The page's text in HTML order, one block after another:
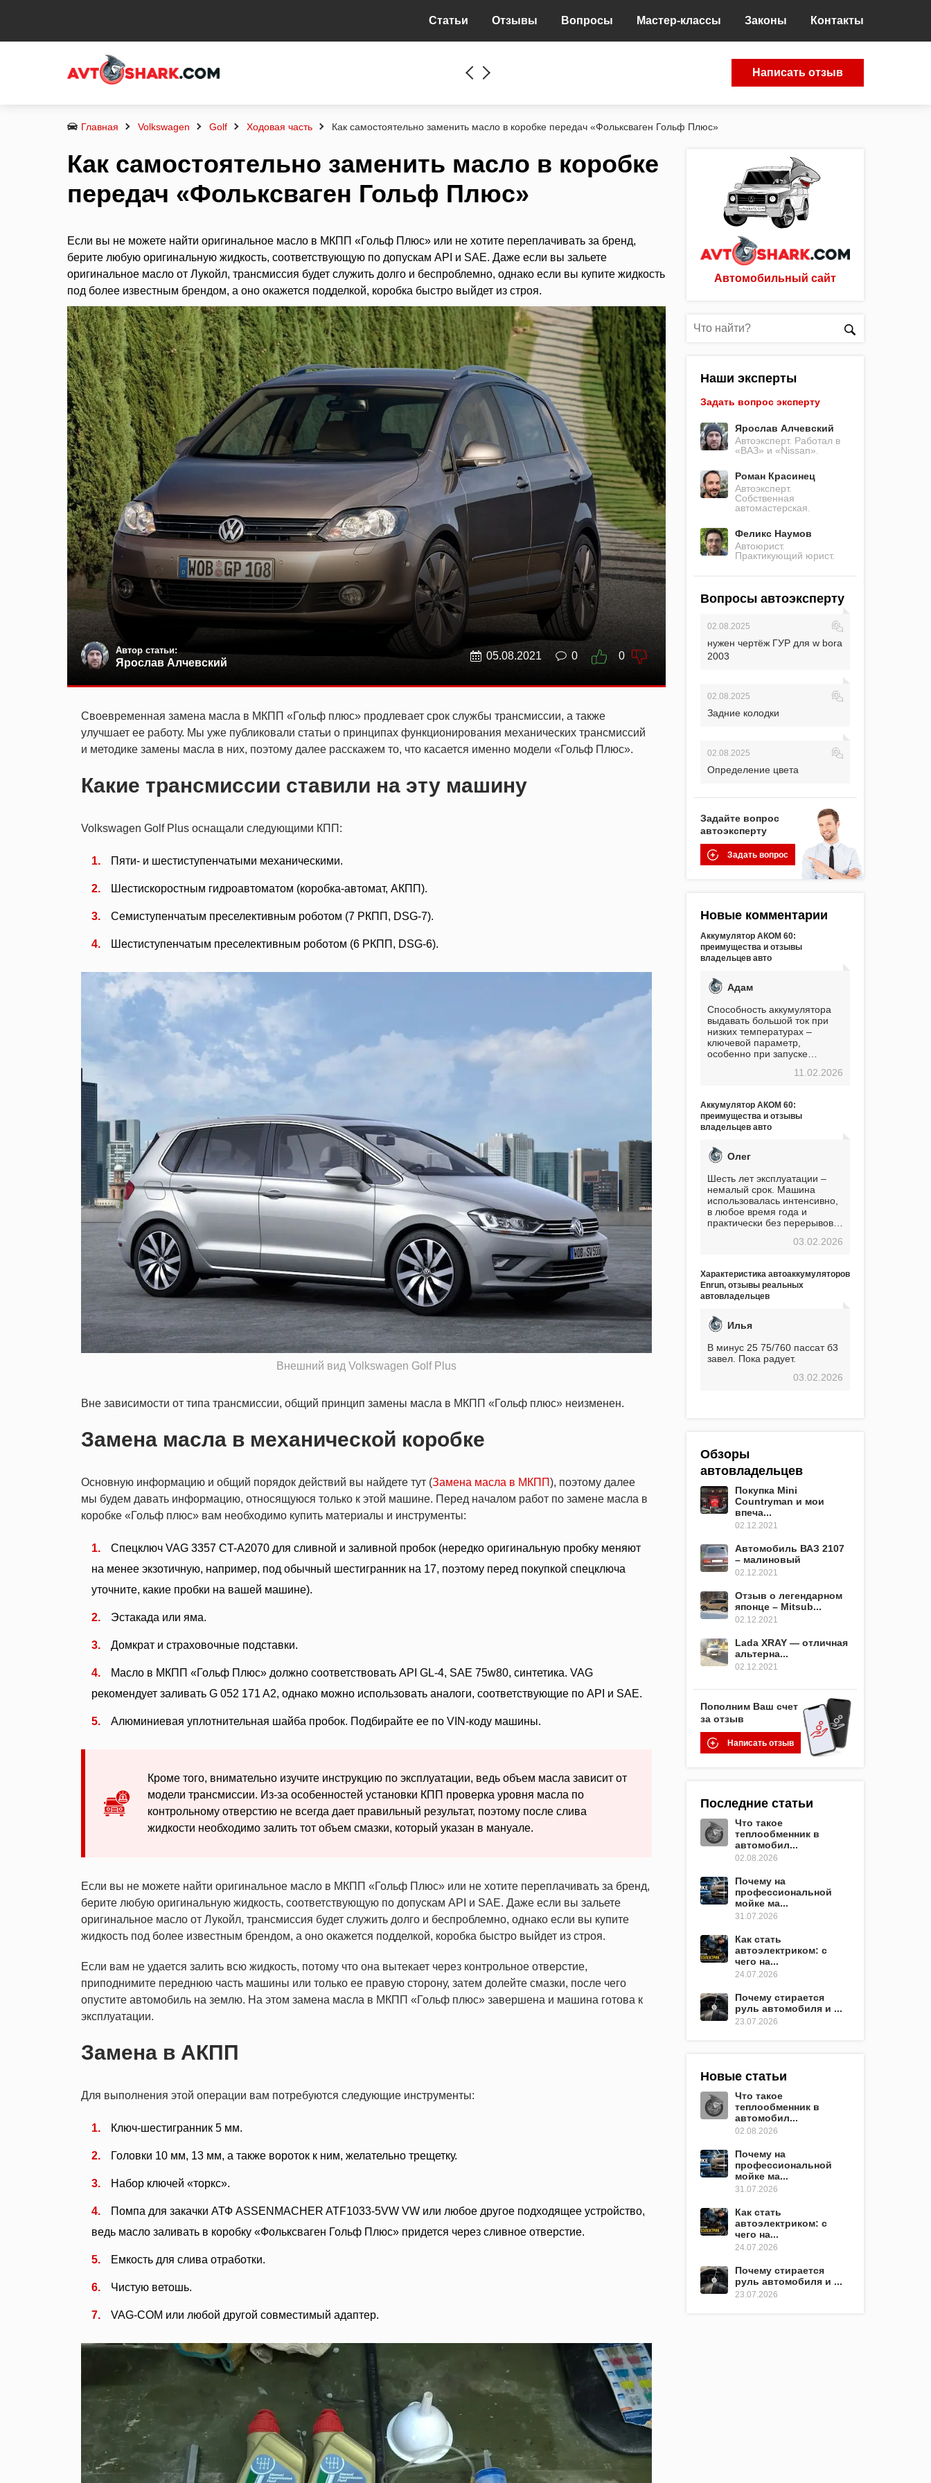
Статьи Отзывы Вопросы Мастер-классы Законы Контакты
Написать отзыв
Главная Volkswagen Golf Ходовая часть Как самостоятельно заменить масло в коробке передач «Фольксваген Гольф Плюс»
Как самостоятельно заменить масло в коробке
передач «Фольксваген Гольф Плюс»
Если вы не можете найти оригинальное масло в МКПП «Гольф Плюс» или не хотите переплачивать за бренд,
берите любую оригинальную жидкость, соответствующую по допускам API и SAE. Даже если вы зальете
оригинальное масло от Лукойл, трансмиссия будет служить долго и беспроблемно, однако если вы купите жидкость
под более известным брендом, а оно окажется подделкой, коробка быстро выйдет из строя.
Автор статьи:
Ярослав Алчевский
05.08.2021 0 0
Своевременная замена масла в МКПП «Гольф плюс» продлевает срок службы трансмиссии, а также
улучшает ее работу. Мы уже публиковали статьи о принципах функционирования механических трансмиссий
и методике замены масла в них, поэтому далее расскажем то, что касается именно модели «Гольф Плюс».
Какие трансмиссии ставили на эту машину
Volkswagen Golf Plus оснащали следующими КПП:
Пяти- и шестиступенчатыми механическими.
Шестискоростным гидроавтоматом (коробка-автомат, АКПП).
Семиступенчатым преселективным роботом (7 РКПП, DSG-7).
Шестиступенчатым преселективным роботом (6 РКПП, DSG-6).
Внешний вид Volkswagen Golf Plus
Вне зависимости от типа трансмиссии, общий принцип замены масла в МКПП «Гольф плюс» неизменен.
Замена масла в механической коробке
Основную информацию и общий порядок действий вы найдете тут (Замена масла в МКПП), поэтому далее
мы будем давать информацию, относящуюся только к этой машине. Перед началом работ по замене масла в
коробке «Гольф плюс» вам необходимо купить материалы и инструменты:
Спецключ VAG 3357 CT-A2070 для сливной и заливной пробок (нередко оригинальную пробку меняют
на менее экзотичную, например, под обычный шестигранник на 17, поэтому перед покупкой спецключа
уточните, какие пробки на вашей машине).
Эстакада или яма.
Домкрат и страховочные подставки.
Масло в МКПП «Гольф Плюс» должно соответствовать API GL-4, SAE 75w80, синтетика. VAG
рекомендует заливать G 052 171 A2, однако можно использовать аналоги, соответствующие по API и SAE.
Алюминиевая уплотнительная шайба пробок. Подбирайте ее по VIN-коду машины.
Кроме того, внимательно изучите инструкцию по эксплуатации, ведь объем масла зависит от
модели трансмиссии. Из-за особенностей установки КПП проверка уровня масла по
контрольному отверстию не всегда дает правильный результат, поэтому после слива
жидкости необходимо залить тот объем смазки, который указан в мануале.
Если вы не можете найти оригинальное масло в МКПП «Гольф Плюс» или не хотите переплачивать за бренд,
берите любую оригинальную жидкость, соответствующую по допускам API и SAE. Даже если вы зальете
оригинальное масло от Лукойл, трансмиссия будет служить долго и беспроблемно, однако если вы купите
жидкость под более известным брендом, а оно окажется подделкой, коробка быстро выйдет из строя.
Если вам не удается залить всю жидкость, потому что она вытекает через контрольное отверстие,
приподнимите переднюю часть машины или только ее правую сторону, затем долейте смазки, после чего
опустите автомобиль на землю. На этом замена масла в МКПП «Гольф плюс» завершена и машина готова к
эксплуатации.
Замена в АКПП
Для выполнения этой операции вам потребуются следующие инструменты:
Ключ-шестигранник 5 мм.
Головки 10 мм, 13 мм, а также вороток к ним, желательно трещетку.
Набор ключей «торкс».
Помпа для закачки АТФ ASSENMACHER ATF1033-5VW VW или любое другое подходящее устройство,
ведь масло заливать в коробку «Фольксваген Гольф Плюс» придется через сливное отверстие.
Емкость для слива отработки.
Чистую ветошь.
VAG-COM или любой другой совместимый адаптер.
Автомобильный сайт
Наши эксперты
Задать вопрос эксперту
Ярослав Алчевский
Автоэксперт. Работал в
«ВАЗ» и «Nissan».
Роман Красинец
Автоэксперт.
Собственная
автомастерская.
Феликс Наумов
Автоюрист.
Практикующий юрист.
Вопросы автоэксперту
02.08.2025
нужен чертёж ГУР для w bora
2003
02.08.2025
Задние колодки
02.08.2025
Определение цвета
Задайте вопрос
автоэксперту
Задать вопрос
Новые комментарии
Аккумулятор АКОМ 60:
преимущества и отзывы
владельцев авто
Адам
Способность аккумулятора
выдавать большой ток при
низких температурах –
ключевой параметр,
особенно при запуске
показывает, что данный
стоимость. Долго сомневался
перед приобретением, но в
итоге ни разу не пожалел.
вложение, избавляющее от
головной боли, связанной с
АКБ. Подтверждаю
11.02.2026
Аккумулятор АКОМ 60:
преимущества и отзывы
владельцев авто
Олег
Шесть лет эксплуатации –
немалый срок. Машина
использовалась интенсивно,
в любое время года и
практически без перерывов.
экстремальные морозы,
прогревался, чтобы избежать
проблем. И тем не менее, за
весь период использования
связанной с аккумулятором.
Прекрасный аккумулятор!
Недавно установил новый
АКОМ + EFB 75. Судя по
характеристикам, он даже
превосходит предыдущую
03.02.2026
Характеристика автоаккумуляторов
Enrun, отзывы реальных
автовладельцев
Илья
В минус 25 75/760 пассат б3
завел. Пока радует.
03.02.2026
Обзоры
автовладельцев
Покупка Mini
Countryman и мои
впеча...
02.12.2021
Автомобиль ВАЗ 2107
– малиновый
02.12.2021
Отзыв о легендарном
японце – Mitsub...
02.12.2021
Lada XRAY — отличная
альтерна...
02.12.2021
Пополним Ваш счет
за отзыв
Написать отзыв
Последние статьи
Что такое
теплообменник в
автомобил...
02.08.2026
Почему на
профессиональной
мойке ма...
31.07.2026
Как стать
автоэлектриком: с
чего на...
24.07.2026
Почему стирается
руль автомобиля и ...
23.07.2026
Новые статьи
Что такое
теплообменник в
автомобил...
02.08.2026
Почему на
профессиональной
мойке ма...
31.07.2026
Как стать
автоэлектриком: с
чего на...
24.07.2026
Почему стирается
руль автомобиля и ...
23.07.2026